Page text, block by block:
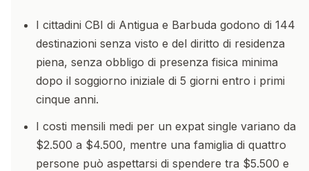
I cittadini CBI di Antigua e Barbuda godono di 144
destinazioni senza visto e del diritto di residenza
piena, senza obbligo di presenza fisica minima
dopo il soggiorno iniziale di 5 giorni entro i primi
cinque anni.
I costi mensili medi per un expat single variano da
$2.500 a $4.500, mentre una famiglia di quattro
persone può aspettarsi di spendere tra $5.500 e